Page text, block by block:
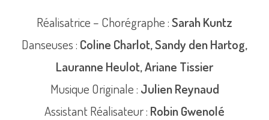
Réalisatrice – Chorégraphe :Sarah Kuntz
Danseuses : Coline Charlot, Sandy den Hartog,
Lauranne Heulot, Ariane Tissier
Musique Originale : Julien Reynaud
Assistant Réalisateur : Robin Gwenolé